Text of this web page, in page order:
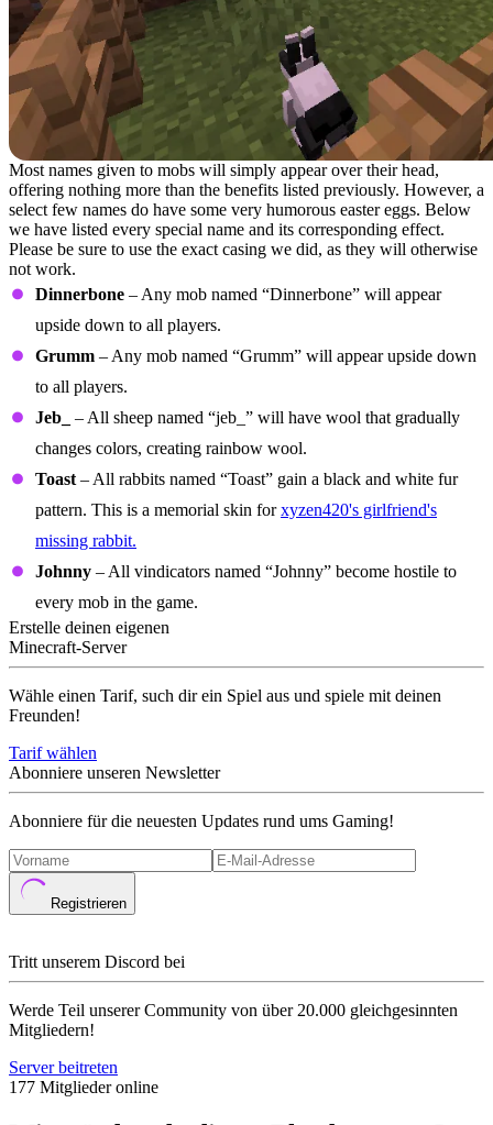
Most names given to mobs will simply appear over their head,
offering nothing more than the benefits listed previously. However, a
select few names do have some very humorous easter eggs. Below
we have listed every special name and its corresponding effect.
Please be sure to use the exact casing we did, as they will otherwise
not work.
Dinnerbone – Any mob named “Dinnerbone” will appear
upside down to all players.
Grumm – Any mob named “Grumm” will appear upside down
to all players.
Jeb_
– All sheep named “jeb_” will have wool that gradually
changes colors, creating rainbow wool.
Toast – All rabbits named “Toast” gain a black and white fur
pattern. This is a memorial skin forxyzen420's girlfriend's
missing rabbit.
Johnny – All vindicators named “Johnny” become hostile to
every mob in the game.
Erstelle deinen eigenen
Minecraft-Server
Wähle einen Tarif, such dir ein Spiel aus und spiele mit deinen
Freunden!
Tarif wählen
Abonniere unseren Newsletter
Abonniere für die neuesten Updates rund ums Gaming!
Registrieren
Tritt unserem Discord bei
Werde Teil unserer Community von über 20.000 gleichgesinnten
Mitgliedern!
Server beitreten
177 Mitglieder online